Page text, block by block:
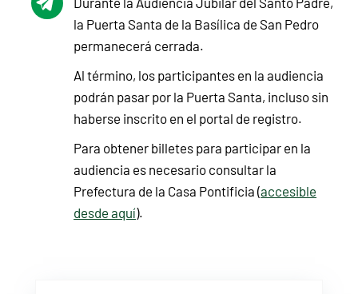
la Puerta Santa de la Basílica de San Pedro
permanecerá cerrada.
Al término, los participantes en la audiencia
podrán pasar por la Puerta Santa, incluso sin
haberse inscrito en el portal de registro.
Para obtener billetes para participar en la
audiencia es necesario consultar la
Prefectura de la Casa Pontificia (accesible
desde aquí).